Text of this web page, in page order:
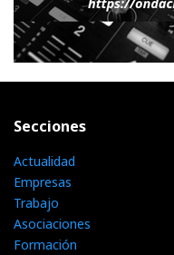
Secciones
Actualidad
Empresas
Trabajo
Asociaciones
Formación